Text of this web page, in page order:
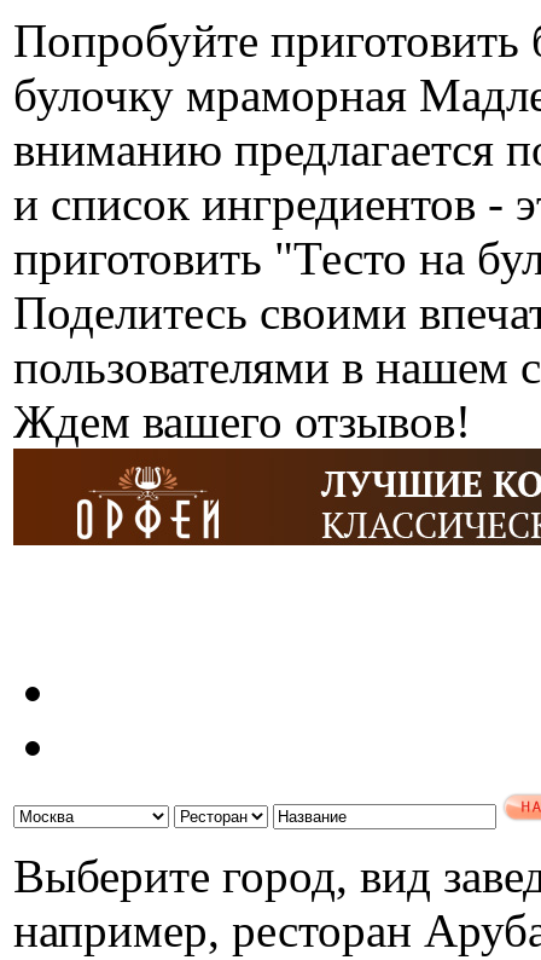
Попробуйте
булочку мраморная
вниманию предлагается
и список ингредиентов -
приготовить "Тесто на
Поделитесь своими
пользователями в нашем
Ждем вашего отзывов!
Выберите город, вид
например, ресторан